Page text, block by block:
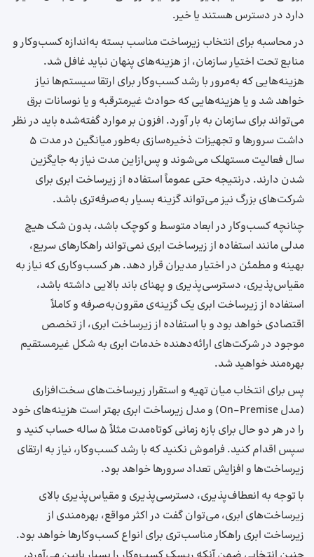
دارد در دسترس هستند یا خیر.
در محاسبه برای انتخاب زیرساخت مناسب بسته به‌اندازه کسب‌وکار و
منابع تحت اختیار سازمان، از هزینه‌های پنهان نباید غافل شد.
هزینه‌هایی که به‌مرور با رشد کسب‌وکار برای ارتقا سیستم‌ها نیاز
خواهد شد و یا هزینه‌هایی که حوادث غیرمترقبه و یا نوسانات برق
می‌تواند برای سازمان به بار آورد. افزون ‌بر موارد گفته‌شده باید در نظر
داشت سرورها و تجهیزات ذخیره‌سازی به‌طور میانگین در مدت ۵
سال فعالیت مستهلک می‌شوند و پس‌ازاین مدت نیاز به جایگزین
شدن دارند. درنتیجه حتی عموماً استفاده از زیرساخت‌ ابری برای
شرکت‌های بزرگ نیز می‌تواند گزینه بسیار به‌صرفه‌تری باشد.
چنانچه کسب‌وکار در ابعاد متوسط و کوچک باشد، بدون شک هیچ
مدلی مانند استفاده از زیرساخت ابری نمی‌تواند راهکارهای سریع،
بهینه و مطمئن در اختیار مدیران قرار دهد. هر کسب‌وکاری که نیاز به
مقیاس‌پذیری، دسترسی‌پذیری و پهنای باند بالایی داشته باشد،
استفاده از زیرساخت ابری یک گزینه‌ی مقرون‌به‌صرفه و کاملاً
اقتصادی خواهد بود و با استفاده از زیرساخت‌ ابری، از تخصص
موجود در شرکت‌های ارائه‌دهنده خدمات ابری به شکل غیرمستقیم
بهره‌مند خواهید شد.
پس برای انتخاب میان تهیه و استقرار زیرساخت‌های سخت‌افزاری
(مدل On-Premise) و مدل زیرساخت ابری بهتر است هزینه‌های خود
را در هر دو حال برای بازه زمانی کوتاه‌مدت مثلاً 5 ساله حساب کنید و
سپس اقدام کنید. فراموش نکنید که با رشد کسب‌وکار، نیاز به ارتقای
زیرساخت‌ها و افزایش تعداد سرورها خواهد بود.
با توجه به انعطاف‌پذیری، دسترسی‌پذیری و مقیاس‌پذیری بالای
زیرساخت‌های ابری، می‌توان گفت در اکثر مواقع، بهره‌مندی از
زیرساخت‌ ابری راهکار مناسب‌تری برای انواع کسب‌وکارها خواهد بود.